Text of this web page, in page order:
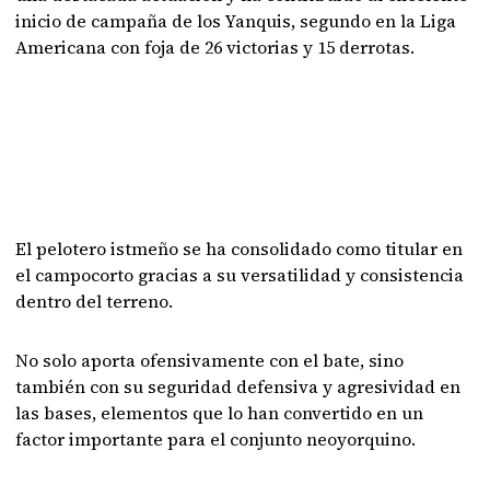
inicio de campaña de los Yanquis, segundo en la Liga
Americana con foja de 26 victorias y 15 derrotas.
El pelotero istmeño se ha consolidado como titular en
el campocorto gracias a su versatilidad y consistencia
dentro del terreno.
No solo aporta ofensivamente con el bate, sino
también con su seguridad defensiva y agresividad en
las bases, elementos que lo han convertido en un
factor importante para el conjunto neoyorquino.